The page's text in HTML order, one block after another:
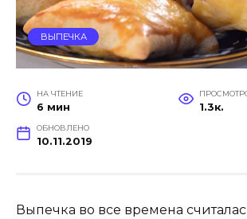
ВЫПЕЧКА
НА ЧТЕНИЕ
6 мин 1.3к.
ОБНОВЛЕНО
10.11.2019
Выпечка во все времена